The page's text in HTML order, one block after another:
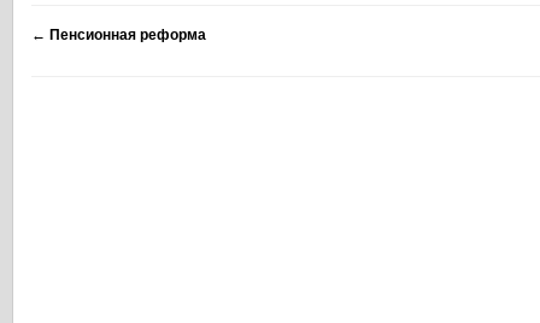
← Пенсионная реформа